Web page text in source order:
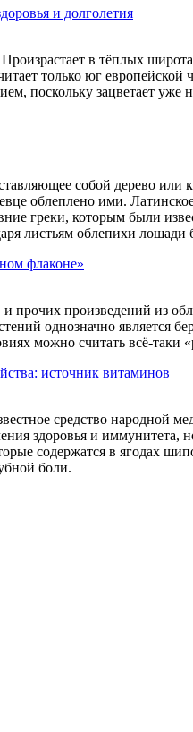
и долголетия
в тёплых
только юг
поскольку зацветает
собой дерево
облеплено ими.
греки, которым были
листьям облепихи
флаконе»
и прочих произведений из
однозначно является
можно считать всё-таки
источник витаминов
средство народной
здоровья и иммунитета,
содержатся в ягодах
боли.